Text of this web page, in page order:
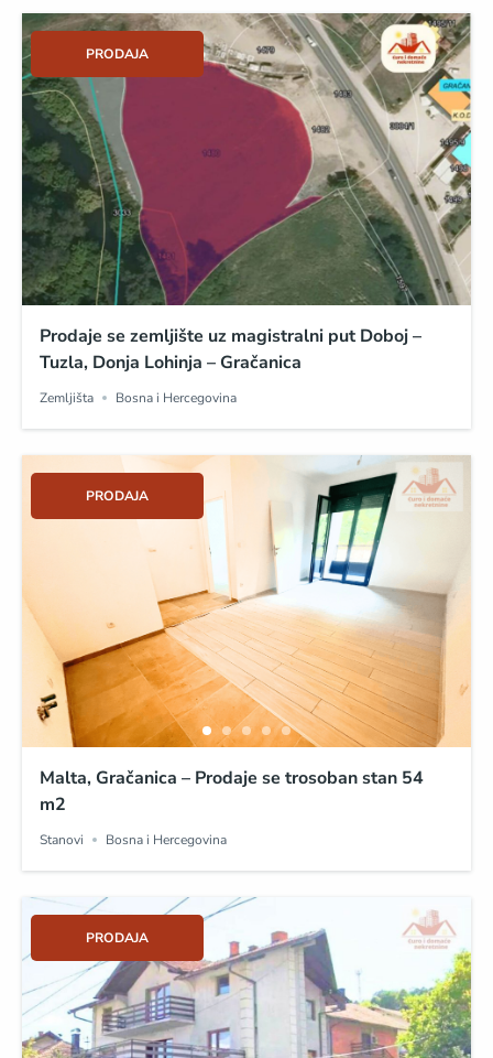
PRODAJA
Prodaje se zemljište uz magistralni put Doboj –
Tuzla, Donja Lohinja – Gračanica
Zemljišta Bosna i Hercegovina
PRODAJA
Malta, Gračanica – Prodaje se trosoban stan 54
m2
Stanovi Bosna i Hercegovina
PRODAJA